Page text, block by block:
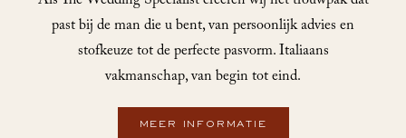
past bij de man die u bent, van persoonlijk advies en
stofkeuze tot de perfecte pasvorm. Italiaans
vakmanschap, van begin tot eind.
MEER INFORMATIE